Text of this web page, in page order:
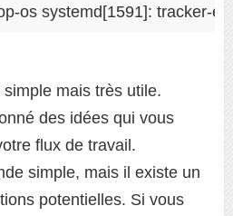
os systemd[1591]: tracker-
mais très utile.
des idées qui vous
flux de travail.
simple, mais il existe un
potentielles. Si vous